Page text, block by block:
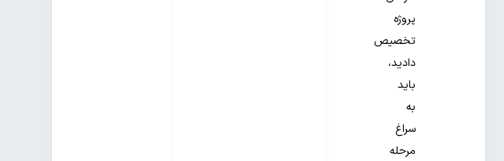
پروژه
تخصیص
دادید،
باید
به
سراغ
مرحله